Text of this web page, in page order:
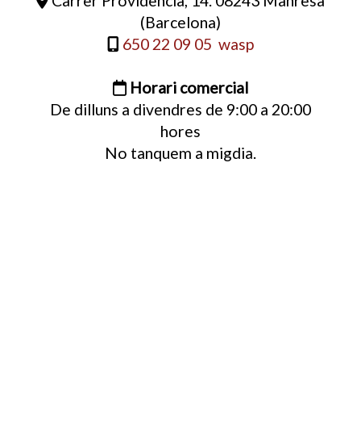
(Barcelona)
650 22 09 05 wasp
Horari comercial
De dilluns a divendres de 9:00 a 20:00
hores
No tanquem a migdia.